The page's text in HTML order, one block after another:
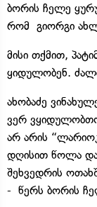
ბორის ჩელე
რომ გიორგი
მისი თქმით,
ყიდულობენ.
ახობაძე
ვერ
არ არის
დღისით წოლა და
შეხვედრის
- წერს ბორის